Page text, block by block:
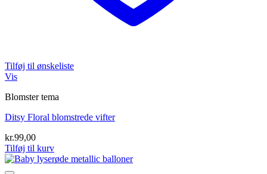
Tilføj til ønskeliste
Vis
Blomster tema
Ditsy Floral blomstrede vifter
kr.99,00
Tilføj til kurv